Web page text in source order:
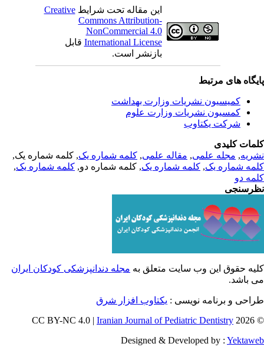
این مقاله تحت شرایطCreative
Commons Attribution-
NonCommercial 4.0
International Licenseقابل
بازنشر است.
های مرتبط
کمیسیون نشریات وزارت بهداشت
کمسیون نشریات وزارت علوم
شرکت یکتاوب
کلیدی
,مجله علمی, مقاله علمی, کلمه شماره یک, کلمه شماره یک,
شماره یک,کلمه شماره یک, کلمه شماره دو,کلمه شماره یک,
دو
حقوق این وب سایت متعلق بهمجله دندانپزشکی کودکان ایران
باشد.
و برنامه نویسی : یکتاوب افزار شرق
©
Iranian Journal of Pediatric Dentistry
Designed & Developed by :